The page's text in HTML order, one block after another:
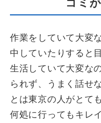
ゴミ
作業をしていて大変
中していたりすると
生活していて大変な
られず、うまく話せ
とは東京の人がとて
何処に行ってもキレ